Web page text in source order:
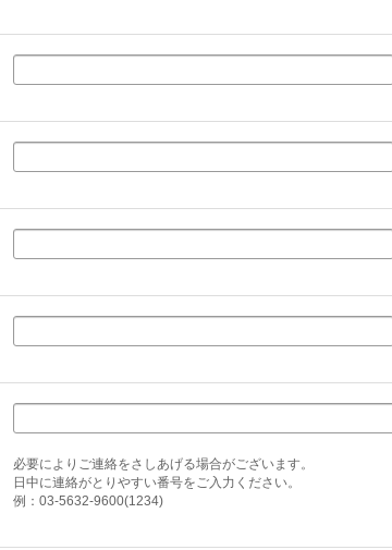
必要によりご連絡をさしあげる場合がございます。
日中に連絡がとりやすい番号をご入力ください。
例：03-5632-9600(1234)